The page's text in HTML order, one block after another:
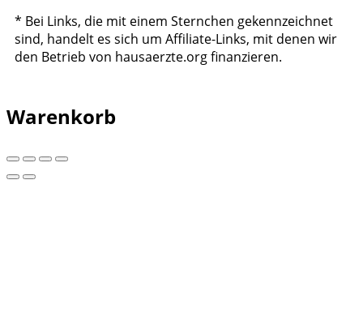
* Bei Links, die mit einem Sternchen gekennzeichnet
sind, handelt es sich um Affiliate-Links, mit denen wir
den Betrieb von hausaerzte.org finanzieren.
Warenkorb